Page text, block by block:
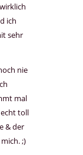
ich
sehr
nie
mal
toll
& der
;)